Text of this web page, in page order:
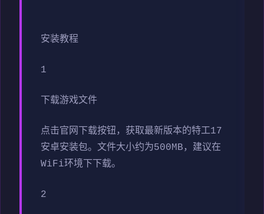
安装教程
1
下载游戏文件
点击官网下载按钮，获取最新版本的特工17
安卓安装包。文件大小约为500MB，建议在
WiFi环境下下载。
2